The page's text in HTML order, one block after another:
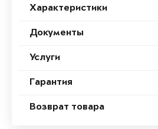
Характеристики
Документы
Услуги
Гарантия
Возврат товара